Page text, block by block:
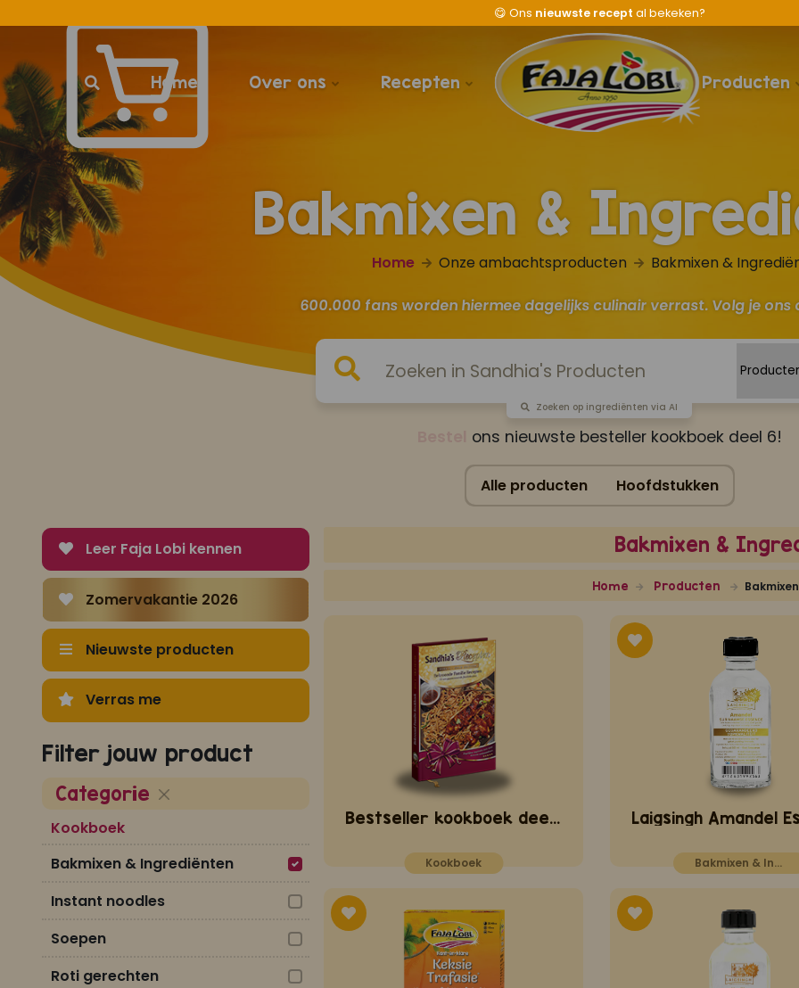
😋 Ons nieuwste recept al bekeken?
Home Over ons Recepten Producten
Bakmixen &
Home Onze ambachtsproducten Bakmixen &
600.000 fans worden hiermee dagelijks culinair verrast. Volg je ons
Zoeken op ingrediënten via AI
ons nieuwste besteller kookboek deel 6!
Alle producten Hoofdstukken
Leer Faja Lobi kennen
Zomervakantie 2026
Nieuwste producten
Verras me
Filter jouw product
Categorie
Kookboek
Bakmixen & Ingrediënten
Instant noodles
Soepen
Roti gerechten
Bakmixen &
Home Producten
Bestseller kookboek deel 6
Kookboek Bakmixen & Ingrediënten